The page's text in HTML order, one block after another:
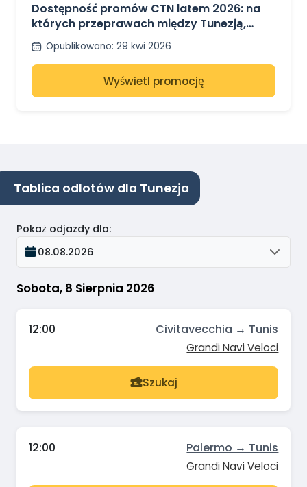
Dostępność promów CTN latem 2026: na
których przeprawach między Tunezją,
Francją i Włochami są jeszcze wolne
miejsca?
Opublikowano: 29 kwi 2026
Wyświetl promocję
Tablica odlotów dla Tunezja
Sobota, 8 Sierpnia 2026
Pokaż odjazdy dla:
08.08.2026
12:00 Civitavecchia → Tunis
Grandi Navi Veloci
Szukaj
12:00 Palermo → Tunis
Grandi Navi Veloci